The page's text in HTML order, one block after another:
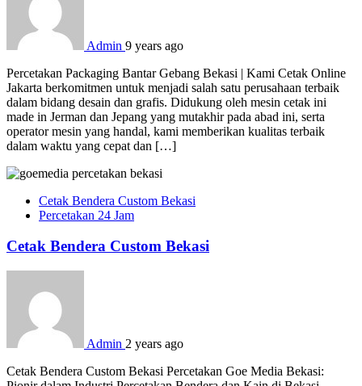
Admin 9 years ago
Percetakan Packaging Bantar Gebang Bekasi | Kami Cetak Online
Jakarta berkomitmen untuk menjadi salah satu perusahaan terbaik
dalam bidang desain dan grafis. Didukung oleh mesin cetak ini
made in Jerman dan Jepang yang mutakhir pada abad ini, serta
operator mesin yang handal, kami memberikan kualitas terbaik
dalam waktu yang cepat dan […]
Cetak Bendera Custom Bekasi
Percetakan 24 Jam
Cetak Bendera Custom Bekasi
Admin 2 years ago
Cetak Bendera Custom Bekasi Percetakan Goe Media Bekasi: